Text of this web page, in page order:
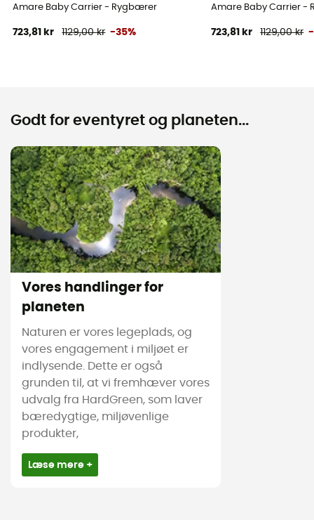
Amare Baby Carrier - Rygbærer
723,81 kr 1129,00 kr -35%
Amare Baby Carrier -
723,81 kr 1129,00 kr -
Godt for eventyret og planeten...
Vores handlinger for
planeten
Naturen er vores legeplads, og
vores engagement i miljøet er
indlysende. Dette er også
grunden til, at vi fremhæver vores
udvalg fra HardGreen, som laver
bæredygtige, miljøvenlige
produkter,
Læse mere +